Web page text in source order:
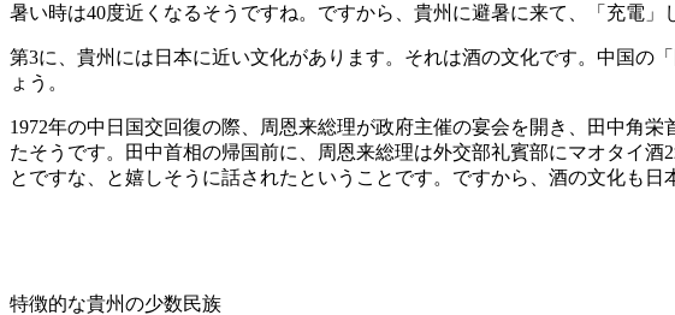
暑い時は40度近くなるそうですね。ですから、貴州に避暑に来て、「充電」
第3に、貴州には日本に近い文化があります。それは酒の文化です。中国の
ょう。
1972年の中日国交回復の際、周恩来総理が政府主催の宴会を開き、田中角
たそうです。田中首相の帰国前に、周恩来総理は外交部礼賓部にマオタイ
とですな、と嬉しそうに話されたということです。ですから、酒の文化も日
特徴的な貴州の少数民族